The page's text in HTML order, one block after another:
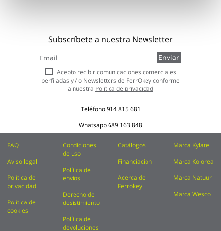
Subscríbete a nuestra Newsletter
a
nuestro
boletín
de
Enviar
Acepto recibir comunicaciones comerciales
perfiladas y / o Newsletters de FerrOkey conforme
a nuestra Política de privacidad
Teléfono914 815 681
Whatsapp689 163 848
FAQ
Aviso legal
Política de
privacidad
Política de
cookies
Condiciones
de uso
Política de
envíos
Derecho de
desistimiento
Política de
devoluciones
Catálogos
Financiación
Acerca de
Ferrokey
Marca Kylate
Marca Kolorea
Marca Natuur
Marca Wesco